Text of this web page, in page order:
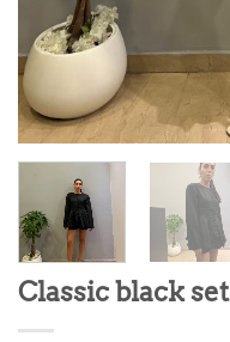
Classic black set